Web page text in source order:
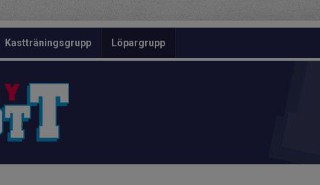
Kastträningsgrupp Löpargrupp